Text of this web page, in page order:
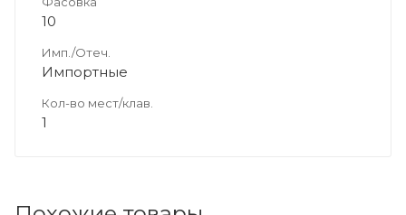
10
Имп./Отеч.
Импортные
Кол-во мест/клав.
1